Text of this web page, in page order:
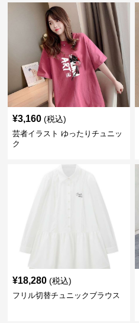
¥3,160 (税込)
芸者イラスト ゆったりチュニッ
ク
¥18,280 (税込)
フリル切替チュニックブラウス